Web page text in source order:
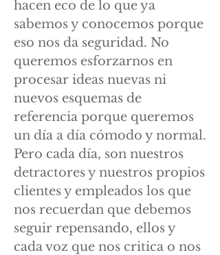
hacen eco de lo que ya
sabemos y conocemos porque
eso nos da seguridad. No
queremos esforzarnos en
procesar ideas nuevas ni
nuevos esquemas de
referencia porque queremos
un día a día cómodo y normal.
Pero cada día, son nuestros
detractores y nuestros propios
clientes y empleados los que
nos recuerdan que debemos
seguir repensando, ellos y
cada voz que nos critica o nos